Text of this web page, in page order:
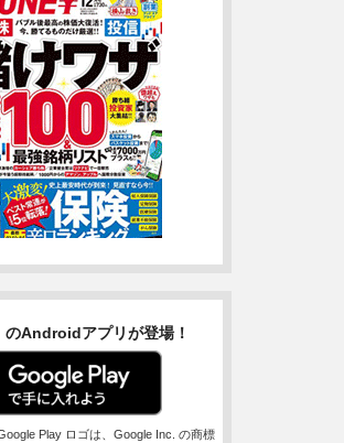
のAndroidアプリが登場！
Play ロゴは、Google Inc. の商標